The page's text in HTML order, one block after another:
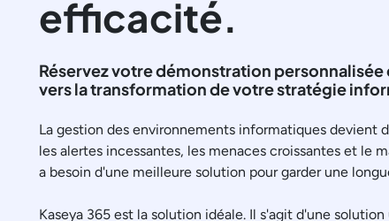
efficacité.
Réservez votre démonstration personnalisée
vers la transformation de votre stratégie
La gestion des environnements informatiques devient
les alertes incessantes, les menaces croissantes et le
a besoin d'une meilleure solution pour garder une
Kaseya 365 est la solution idéale. Il s'agit d'une